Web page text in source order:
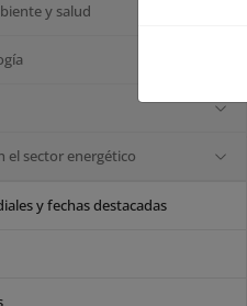
y salud
el sector energético
y fechas destacadas